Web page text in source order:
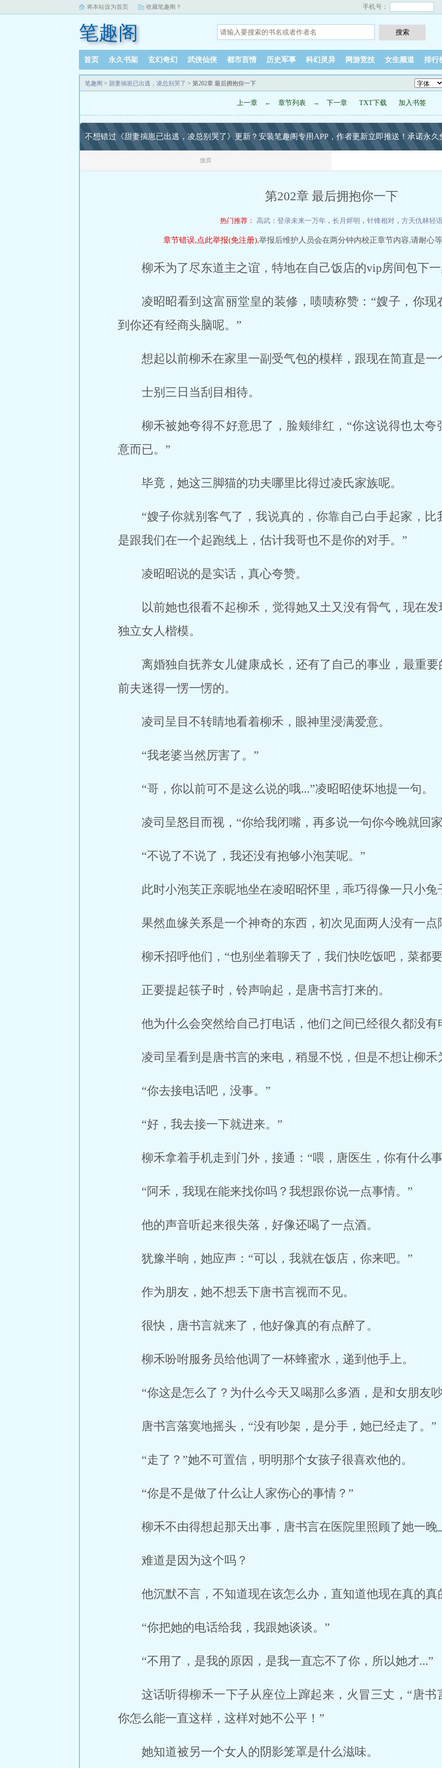
将本站设为首页 收藏笔趣阁？ 手机号：
笔趣阁
首页 永久书架 玄幻奇幻 武侠仙侠 都市言情 历史军事 科幻灵异 网游竞技 女生频道 排行
笔趣阁 > 甜妻揣崽已出逃，凌总别哭了 > 第202章 最后拥抱你一下
上一章 ← 章节列表 → 下一章 TXT下载 加入书签
不想错过《甜妻揣崽已出逃，凌总别哭了》更新？安装笔趣阁专用APP，作者更新立即推送！承诺永久
放弃
第202章 最后拥抱你一下
热门推荐： 高武：登录未来一万年 ， 长月烬明 ， 针锋相对 ， 方天仇林轻
章节错误,点此举报(免注册),举报后维护人员会在两分钟内校正章节内容,请耐心
柳禾为了尽东道主之谊，特地在自己饭店的vip房间包下
凌昭昭看到这富丽堂皇的装修，啧啧称赞：“嫂子，你现
到你还有经商头脑呢。”
想起以前柳禾在家里一副受气包的模样，跟现在简直是一
士别三日当刮目相待。
柳禾被她夸得不好意思了，脸颊绯红，“你这说得也太夸
意而已。”
毕竟，她这三脚猫的功夫哪里比得过凌氏家族呢。
“嫂子你就别客气了，我说真的，你靠自己白手起家，比
是跟我们在一个起跑线上，估计我哥也不是你的对手。”
凌昭昭说的是实话，真心夸赞。
以前她也很看不起柳禾，觉得她又土又没有骨气，现在
独立女人楷模。
离婚独自抚养女儿健康成长，还有了自己的事业，最重
前夫迷得一愣一愣的。
凌司呈目不转睛地看着柳禾，眼神里浸满爱意。
“我老婆当然厉害了。”
“哥，你以前可不是这么说的哦...”凌昭昭使坏地提一句。
凌司呈怒目而视，“你给我闭嘴，再多说一句你今晚就回
“不说了不说了，我还没有抱够小泡芙呢。”
此时小泡芙正亲昵地坐在凌昭昭怀里，乖巧得像一只小兔
果然血缘关系是一个神奇的东西，初次见面两人没有一点
柳禾招呼他们，“也别坐着聊天了，我们快吃饭吧，菜都
正要提起筷子时，铃声响起，是唐书言打来的。
他为什么会突然给自己打电话，他们之间已经很久都没有
凌司呈看到是唐书言的来电，稍显不悦，但是不想让柳禾
“你去接电话吧，没事。”
“好，我去接一下就进来。”
柳禾拿着手机走到门外，接通：“喂，唐医生，你有什么
“阿禾，我现在能来找你吗？我想跟你说一点事情。”
他的声音听起来很失落，好像还喝了一点酒。
犹豫半晌，她应声：“可以，我就在饭店，你来吧。”
作为朋友，她不想丢下唐书言视而不见。
很快，唐书言就来了，他好像真的有点醉了。
柳禾吩咐服务员给他调了一杯蜂蜜水，递到他手上。
“你这是怎么了？为什么今天又喝那么多酒，是和女朋友
唐书言落寞地摇头，“没有吵架，是分手，她已经走了。”
“走了？”她不可置信，明明那个女孩子很喜欢他的。
“你是不是做了什么让人家伤心的事情？”
柳禾不由得想起那天出事，唐书言在医院里照顾了她一晚
难道是因为这个吗？
他沉默不言，不知道现在该怎么办，直知道他现在真的真
“你把她的电话给我，我跟她谈谈。”
“不用了，是我的原因，是我一直忘不了你，所以她才...”
这话听得柳禾一下子从座位上蹿起来，火冒三丈，“唐书
你怎么能一直这样，这样对她不公平！”
她知道被另一个女人的阴影笼罩是什么滋味。